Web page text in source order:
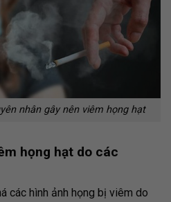
nhân gây nên viêm họng hạt
họng hạt do các
các hình ảnh họng bị viêm do